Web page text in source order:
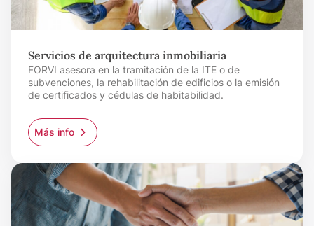
Servicios de arquitectura inmobiliaria
FORVI asesora en la tramitación de la ITE o de
subvenciones, la rehabilitación de edificios o la emisión
de certificados y cédulas de habitabilidad.
Más info